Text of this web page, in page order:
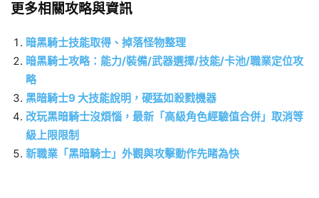
更多相關攻略與資訊
暗黑騎士技能取得、掉落怪物整理
暗黑騎士攻略：能力/裝備/武器選擇/技能/卡池/職業定位攻
略
黑暗騎士9 大技能說明，硬猛如殺戮機器
改玩黑暗騎士沒煩惱，最新「高級角色經驗值合併」取消等
級上限限制
新職業「黑暗騎士」外觀與攻擊動作先睹為快